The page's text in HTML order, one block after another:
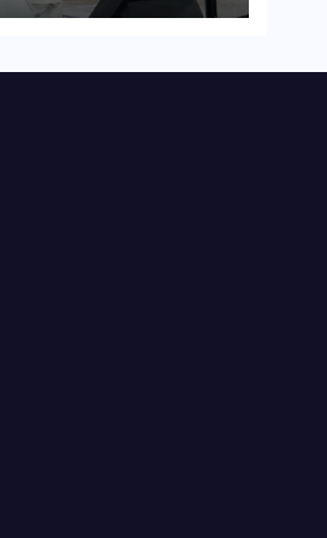
सड़कों को शीघ्र